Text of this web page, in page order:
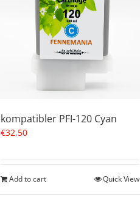
kompatibler PFI-120 Cyan
€32,50
Add to cart Quick View